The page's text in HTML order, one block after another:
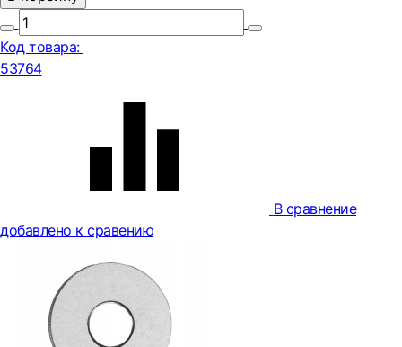
Код товара:
53764
В сравнение
добавлено к сравению